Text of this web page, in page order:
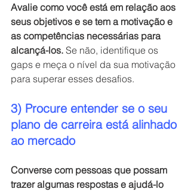
Avalie como você está em relação aos
seus objetivos e se tem a motivação e
as competências necessárias para
alcançá-los. Se não, identifique os
gaps e meça o nível da sua motivação
para superar esses desafios.
3) Procure entender se o seu
plano de carreira está alinhado
ao mercado
Converse com pessoas que possam
trazer algumas respostas e ajudá-lo